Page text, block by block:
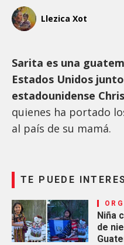
Llezica Xot
Sarita es una
Estados Unidos
estadounidense Chris
quienes ha portado
al país de su mamá.
TE PUEDE
Niña
de